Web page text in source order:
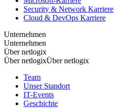
Security & Network Karriere
Cloud & DevOps Karriere
Unternehmen
Unternehmen
Über netlogix
Über netlogixÜber netlogix
Team
Unser Standort
IT-Events
Geschichte